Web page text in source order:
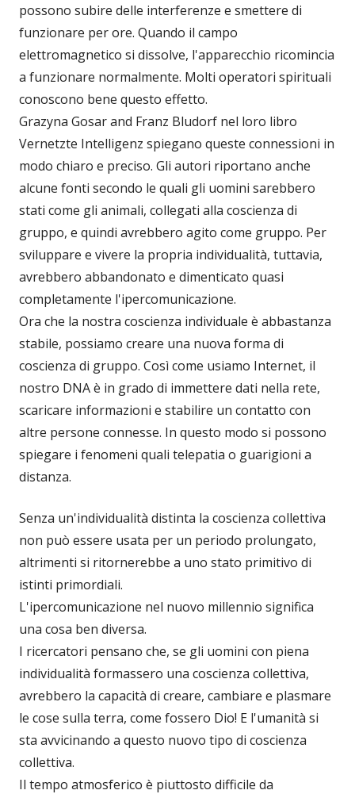
possono subire delle interferenze e smettere di
funzionare per ore. Quando il campo
elettromagnetico si dissolve, l'apparecchio ricomincia
a funzionare normalmente. Molti operatori spirituali
conoscono bene questo effetto.
Grazyna Gosar and Franz Bludorf nel loro libro
Vernetzte Intelligenz spiegano queste connessioni in
modo chiaro e preciso. Gli autori riportano anche
alcune fonti secondo le quali gli uomini sarebbero
stati come gli animali, collegati alla coscienza di
gruppo, e quindi avrebbero agito come gruppo. Per
sviluppare e vivere la propria individualità, tuttavia,
avrebbero abbandonato e dimenticato quasi
completamente l'ipercomunicazione.
Ora che la nostra coscienza individuale è abbastanza
stabile, possiamo creare una nuova forma di
coscienza di gruppo. Così come usiamo Internet, il
nostro DNA è in grado di immettere dati nella rete,
scaricare informazioni e stabilire un contatto con
altre persone connesse. In questo modo si possono
spiegare i fenomeni quali telepatia o guarigioni a
distanza.
Senza un'individualità distinta la coscienza collettiva
non può essere usata per un periodo prolungato,
altrimenti si ritornerebbe a uno stato primitivo di
istinti primordiali.
L'ipercomunicazione nel nuovo millennio significa
una cosa ben diversa.
I ricercatori pensano che, se gli uomini con piena
individualità formassero una coscienza collettiva,
avrebbero la capacità di creare, cambiare e plasmare
le cose sulla terra, come fossero Dio! E l'umanità si
sta avvicinando a questo nuovo tipo di coscienza
collettiva.
Il tempo atmosferico è piuttosto difficile da